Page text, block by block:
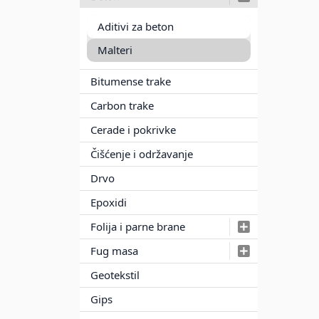
Aditivi za beton
Malteri
Bitumense trake
Carbon trake
Cerade i pokrivke
Čišćenje i održavanje
Drvo
Epoxidi
Folija i parne brane
Fug masa
Geotekstil
Gips